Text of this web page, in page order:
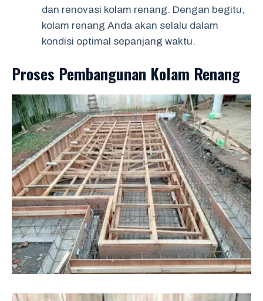
dan renovasi kolam renang. Dengan begitu,
kolam renang Anda akan selalu dalam
kondisi optimal sepanjang waktu.
Proses Pembangunan Kolam Renang